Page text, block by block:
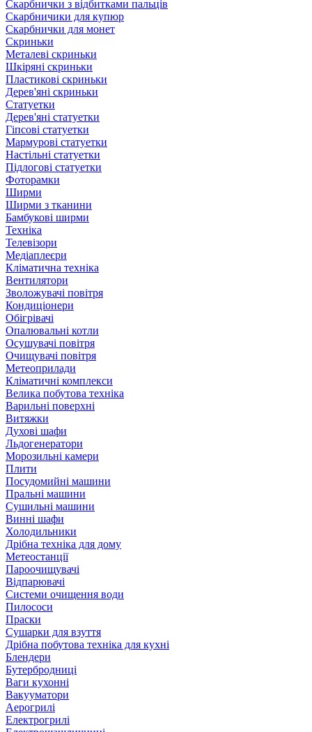
Скарбнички з відбитками пальців
Скарбничики для купюр
Скарбнички для монет
Скриньки
Металеві скриньки
Шкіряні скриньки
Пластикові скриньки
Дерев'яні скриньки
Статуетки
Дерев'яні статуетки
Гіпсові статуетки
Мармурові статуетки
Настільні статуетки
Підлогові статуетки
Фоторамки
Ширми
Ширми з тканини
Бамбукові ширми
Техніка
Телевізори
Медіаплеєри
Кліматична техніка
Вентилятори
Зволожувачі повітря
Кондиціонери
Обігрівачі
Опалювальні котли
Осушувачі повітря
Очищувачі повітря
Метеоприлади
Кліматичні комплекси
Велика побутова техніка
Варильні поверхні
Витяжки
Духові шафи
Льдогенератори
Морозильні камери
Плити
Посудомийні машини
Пральні машини
Сушильні машини
Винні шафи
Холодильники
Дрібна техніка для дому
Метеостанції
Пароочищувачі
Відпарювачі
Системи очищення води
Пилососи
Праски
Сушарки для взуття
Дрібна побутова техніка для кухні
Блендери
Бутербродниці
Ваги кухонні
Вакууматори
Аерогрилі
Електрогрилі